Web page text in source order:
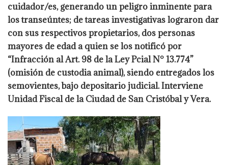
cuidador/es, generando un peligro inminente para
los transeúntes; de tareas investigativas lograron dar
con sus respectivos propietarios, dos personas
mayores de edad a quien se los notificó por
“Infracción al Art. 98 de la Ley Pcial N° 13.774”
(omisión de custodia animal), siendo entregados los
semovientes, bajo depositario judicial. Interviene
Unidad Fiscal de la Ciudad de San Cristóbal y Vera.